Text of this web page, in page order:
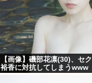
【画像】磯部花凛(30)、セ
裕香に対抗してしまうwww